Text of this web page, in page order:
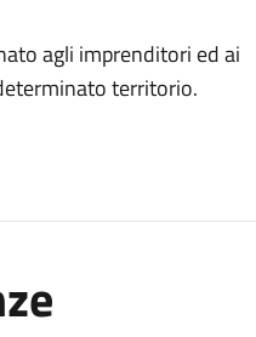
agli imprenditori ed ai
territorio.